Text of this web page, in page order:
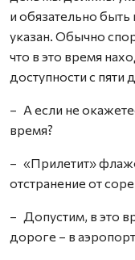
и обязательно
указан. Обычно
что в это время
доступности с пяти
– А если не
время?
– «Прилетит»
отстранение от
– Допустим, в это
дороге – в